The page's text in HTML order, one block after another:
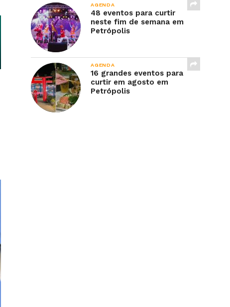
AGENDA
48 eventos para curtir
neste fim de semana em
Petrópolis
AGENDA
16 grandes eventos para
curtir em agosto em
Petrópolis